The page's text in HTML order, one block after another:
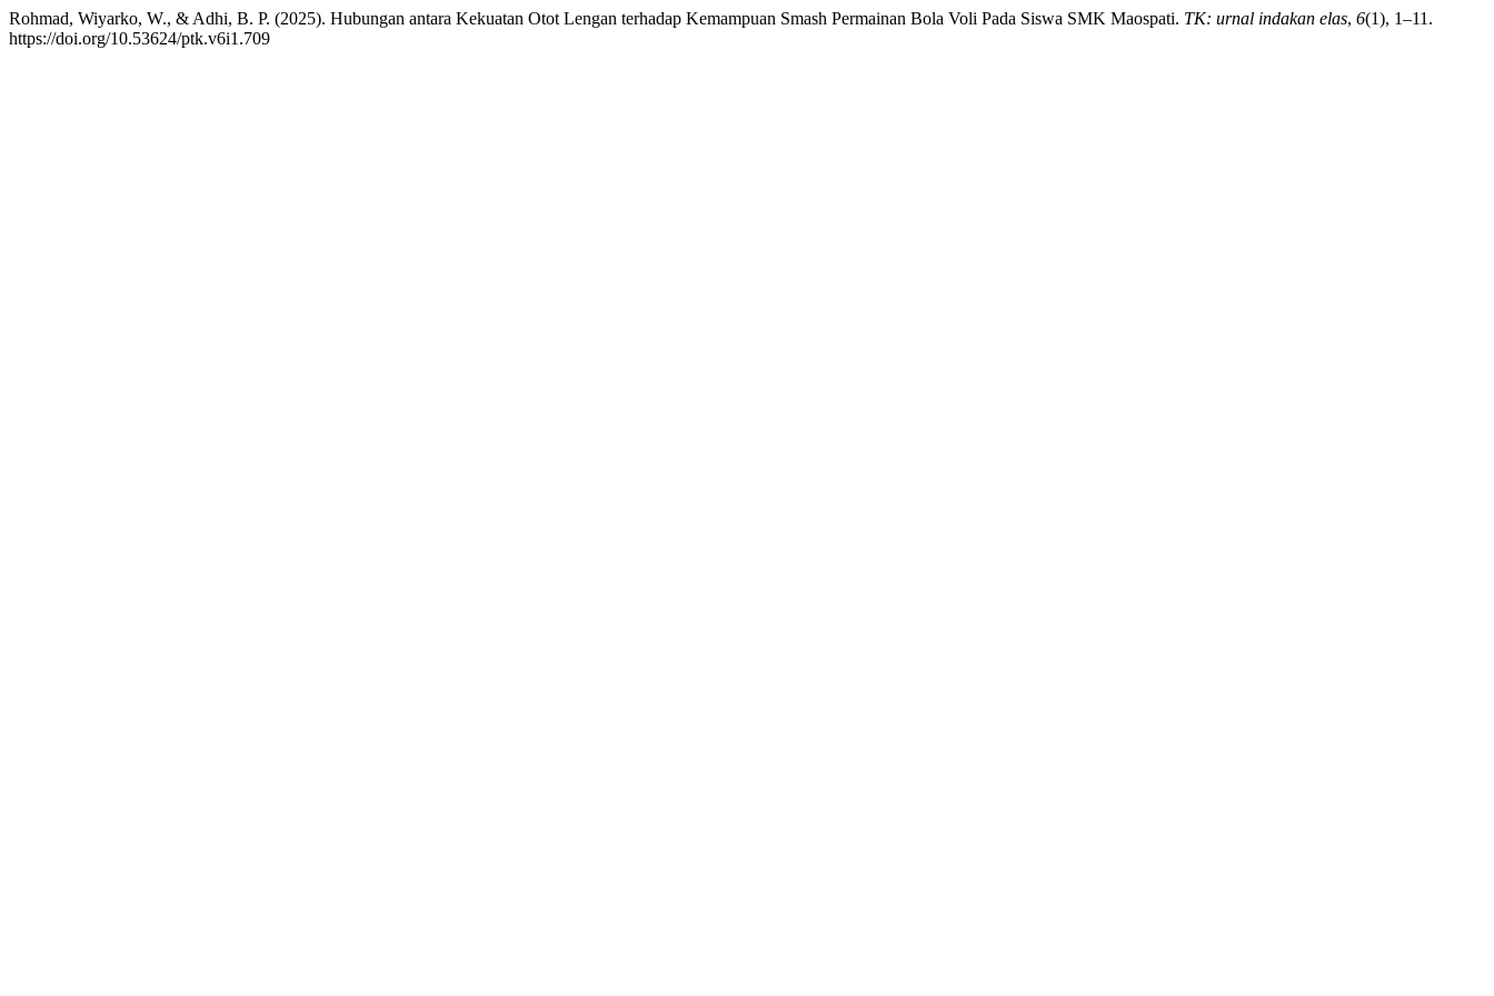
Rohmad, Wiyarko, W., & Adhi, B. P. (2025). Hubungan antara Kekuatan Otot Lengan terhadap Kemampuan Smash Permainan Bola Voli Pada Siswa SMK Maospati. TK: urnal indakan elas, 6(1), 1–11.
https://doi.org/10.53624/ptk.v6i1.709